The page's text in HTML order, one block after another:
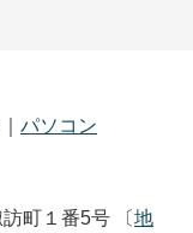
パソコン
町１番5号 〔地